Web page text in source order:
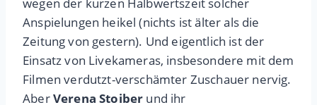
Anspielungen heikel (nichts ist älter als die
Zeitung von gestern). Und eigentlich ist der
Einsatz von Livekameras, insbesondere mit dem
Filmen verdutzt-verschämter Zuschauer nervig.
AberVerena Stoiber und ihr